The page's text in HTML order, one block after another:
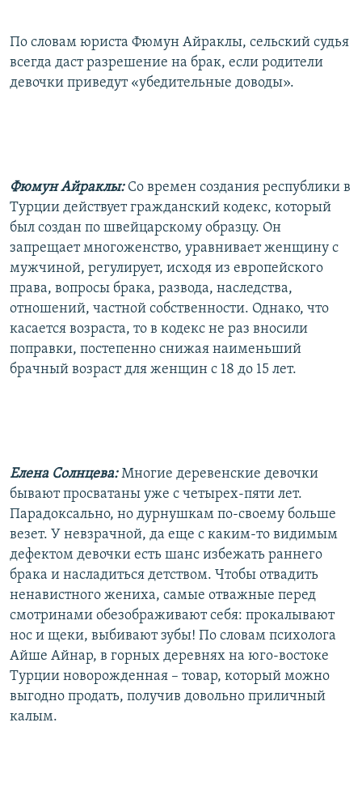
По словам юриста Фюмун Айраклы, сельский судья
всегда даст разрешение на брак, если родители
девочки приведут «убедительные доводы».
Фюмун Айраклы: Со времен создания республики в
Турции действует гражданский кодекс, который
был создан по швейцарскому образцу. Он
запрещает многоженство, уравнивает женщину с
мужчиной, регулирует, исходя из европейского
права, вопросы брака, развода, наследства,
отношений, частной собственности. Однако, что
касается возраста, то в кодекс не раз вносили
поправки, постепенно снижая наименьший
брачный возраст для женщин с 18 до 15 лет.
Елена Солнцева:Многие деревенские девочки
бывают просватаны уже с четырех-пяти лет.
Парадоксально, но дурнушкам по-своему больше
везет. У невзрачной, да еще с каким-то видимым
дефектом девочки есть шанс избежать раннего
брака и насладиться детством. Чтобы отвадить
ненавистного жениха, самые отважные перед
смотринами обезображивают себя: прокалывают
нос и щеки, выбивают зубы! По словам психолога
Айше Айнар, в горных деревнях на юго-востоке
Турции новорожденная – товар, который можно
выгодно продать, получив довольно приличный
калым.